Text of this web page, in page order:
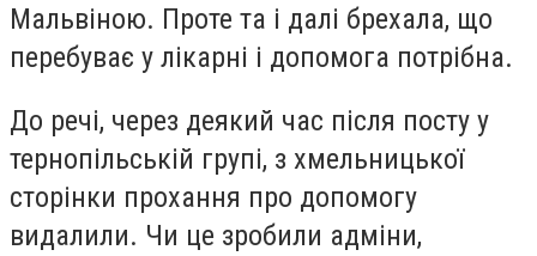
Мальвіною. Проте та і далі брехала, що
перебуває у лікарні і допомога потрібна.
До речі, через деякий час після посту у
тернопільській групі, з хмельницької
сторінки прохання про допомогу
видалили. Чи це зробили адміни,